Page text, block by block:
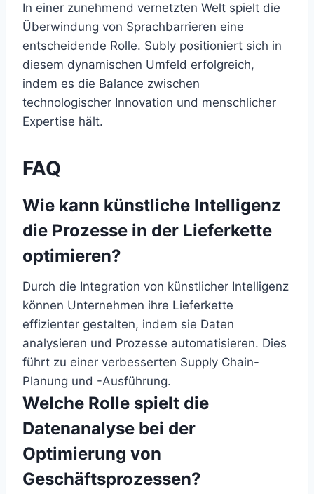
In einer zunehmend vernetzten Welt spielt die
Überwindung von Sprachbarrieren eine
entscheidende Rolle. Subly positioniert sich in
diesem dynamischen Umfeld erfolgreich,
indem es die Balance zwischen
technologischer Innovation und menschlicher
Expertise hält.
FAQ
Wie kann künstliche Intelligenz
die Prozesse in der Lieferkette
optimieren?
Durch die Integration von künstlicher Intelligenz
können Unternehmen ihre Lieferkette
effizienter gestalten, indem sie Daten
analysieren und Prozesse automatisieren. Dies
führt zu einer verbesserten Supply Chain-
Planung und -Ausführung.
Welche Rolle spielt die
Datenanalyse bei der
Optimierung von
Geschäftsprozessen?